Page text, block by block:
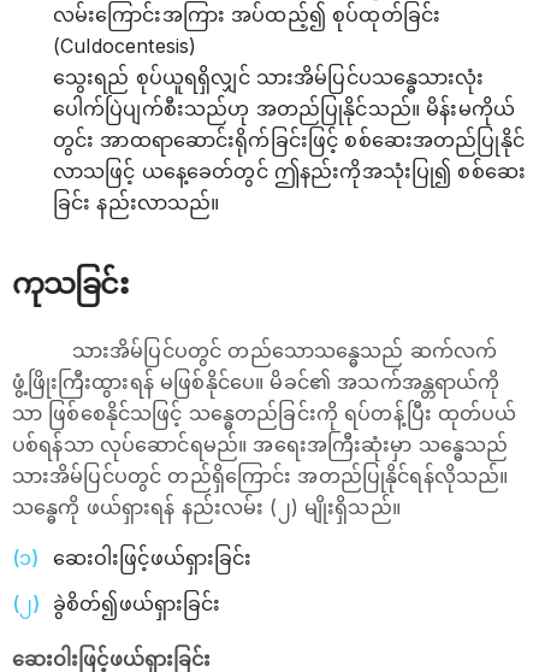
လမ်းကြောင်းအကြား အပ်ထည့်၍ စုပ်ထုတ်ခြင်း
(Culdocentesis)
သွေးရည် စုပ်ယူရရှိလျှင် သားအိမ်ပြင်ပသန္ဓေသားလုံး
ပေါက်ပြဲပျက်စီးသည်ဟု အတည်ပြုနိုင်သည်။ မိန်းမကိုယ်
တွင်း အာထရာဆောင်းရိုက်ခြင်းဖြင့် စစ်ဆေးအတည်ပြုနိုင်
လာသဖြင့် ယနေ့ခေတ်တွင် ဤနည်းကိုအသုံးပြု၍ စစ်ဆေး
ခြင်း နည်းလာသည်။
ကုသခြင်း
သားအိမ်ပြင်ပတွင် တည်သောသန္ဓေသည် ဆက်လက်
ဖွံ့ဖြိုးကြီးထွားရန် မဖြစ်နိုင်ပေ။ မိခင်၏ အသက်အန္တရာယ်ကို
သာ ဖြစ်စေနိုင်သဖြင့် သန္ဓေတည်ခြင်းကို ရပ်တန့်ပြီး ထုတ်ပယ်
ပစ်ရန်သာ လုပ်ဆောင်ရမည်။ အရေးအကြီးဆုံးမှာ သန္ဓေသည်
သားအိမ်ပြင်ပတွင် တည်ရှိကြောင်း အတည်ပြုနိုင်ရန်လိုသည်။
သန္ဓေကို ဖယ်ရှားရန် နည်းလမ်း (၂) မျိုးရှိသည်။
ဆေးဝါးဖြင့်ဖယ်ရှားခြင်း
ခွဲစိတ်၍ဖယ်ရှားခြင်း
ဆေးဝါးဖြင့်ဖယ်ရှားခြင်း